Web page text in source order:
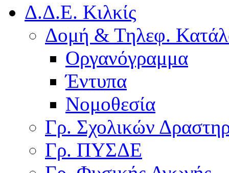
Δ.Δ.Ε. Κιλκίς
Δομή & Τηλεφ.
Οργανόγραμμα
Έντυπα
Νομοθεσία
Γρ. Σχολικών
Γρ. ΠΥΣΔΕ